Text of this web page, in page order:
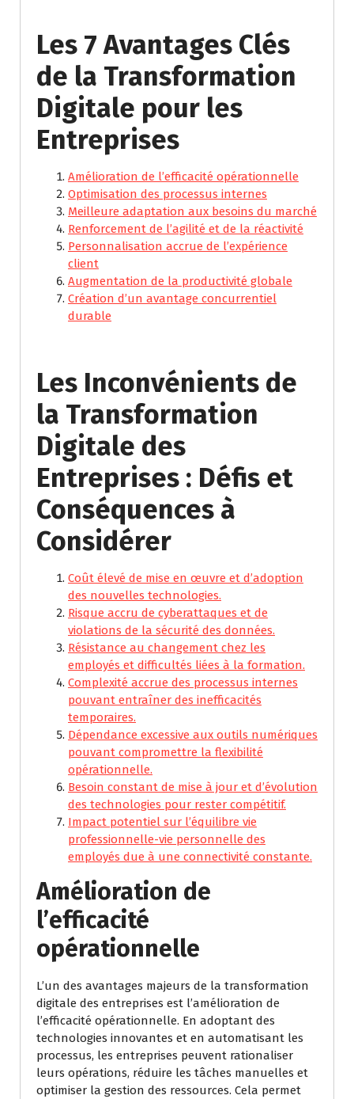
Les 7 Avantages Clés
de la Transformation
Digitale pour les
Entreprises
Amélioration de l’efficacité opérationnelle
Optimisation des processus internes
Meilleure adaptation aux besoins du marché
Renforcement de l’agilité et de la réactivité
Personnalisation accrue de l’expérience
client
Augmentation de la productivité globale
Création d’un avantage concurrentiel
durable
Les Inconvénients de
la Transformation
Digitale des
Entreprises : Défis et
Conséquences à
Considérer
Coût élevé de mise en œuvre et d’adoption
des nouvelles technologies.
Risque accru de cyberattaques et de
violations de la sécurité des données.
Résistance au changement chez les
employés et difficultés liées à la formation.
Complexité accrue des processus internes
pouvant entraîner des inefficacités
temporaires.
Dépendance excessive aux outils numériques
pouvant compromettre la flexibilité
opérationnelle.
Besoin constant de mise à jour et d’évolution
des technologies pour rester compétitif.
Impact potentiel sur l’équilibre vie
professionnelle-vie personnelle des
employés due à une connectivité constante.
Amélioration de
l’efficacité
opérationnelle
L’un des avantages majeurs de la transformation
digitale des entreprises est l’amélioration de
l’efficacité opérationnelle. En adoptant des
technologies innovantes et en automatisant les
processus, les entreprises peuvent rationaliser
leurs opérations, réduire les tâches manuelles et
optimiser la gestion des ressources. Cela permet